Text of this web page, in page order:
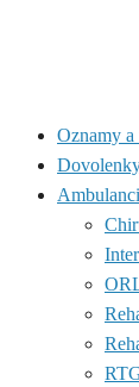
Oznamy